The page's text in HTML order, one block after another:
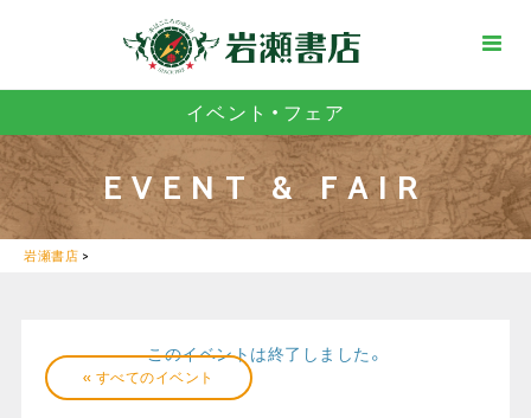
イベント・フェア
EVENT & FAIR
岩瀬書店 >
« すべてのイベント
このイベントは終了しました。